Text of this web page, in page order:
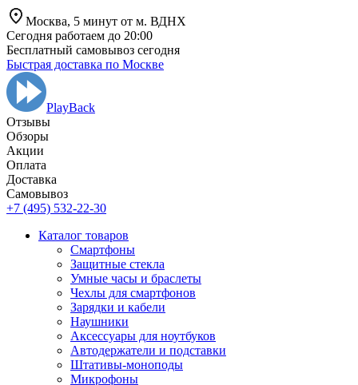
Москва, 5 минут от м. ВДНХ
Сегодня работаем до 20:00
Бесплатный самовывоз сегодня
Быстрая доставка по Москве
PlayBack
Отзывы
Обзоры
Aкции
Оплата
Доставка
Самовывоз
+7 (495) 532-22-30
Каталог товаров
Смартфоны
Защитные стекла
Умные часы и браслеты
Чехлы для смартфонов
Зарядки и кабели
Наушники
Аксессуары для ноутбуков
Автодержатели и подставки
Штативы-моноподы
Микрофоны